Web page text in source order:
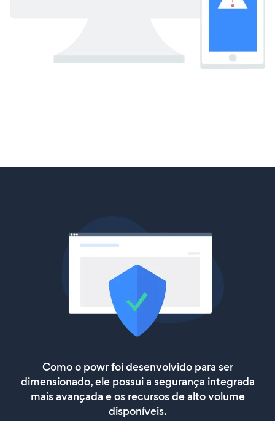
Como o powr foi desenvolvido para ser
dimensionado, ele possui a segurança integrada
mais avançada e os recursos de alto volume
disponíveis.